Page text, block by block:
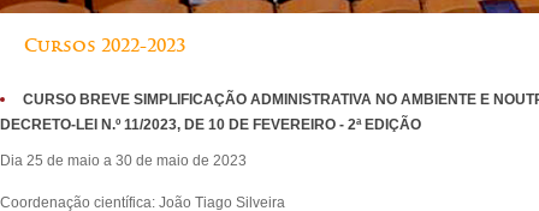
Cursos 2022-2023
CURSO BREVE SIMPLIFICAÇÃO ADMINISTRATIVA NO AMBIENTE E
DECRETO-LEI N.º 11/2023, DE 10 DE FEVEREIRO - 2ª EDIÇÃO
Dia 25 de maio a 30 de maio de 2023
Coordenação científica: João Tiago Silveira